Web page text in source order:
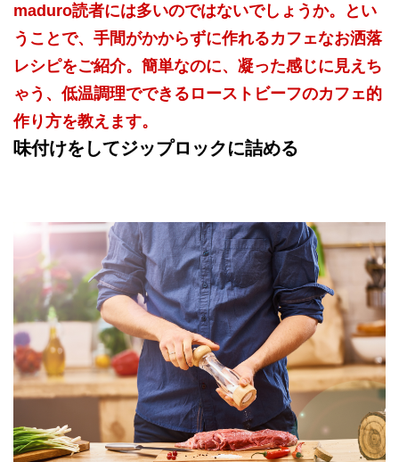
maduro読者には多いのではないでしょうか。とい
うことで、手間がかからずに作れるカフェなお洒落
レシピをご紹介。簡単なのに、凝った感じに見えち
ゃう、低温調理でできるローストビーフのカフェ的
作り方を教えます。
味付けをしてジップロックに詰める